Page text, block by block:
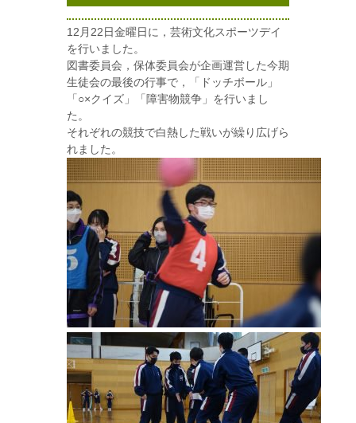
12月22日金曜日に，芸術文化スポーツデイ
を行いました。
図書委員会，保体委員会が企画運営した今期
生徒会の最後の行事で，「ドッチボール」
「○×クイズ」「障害物競争」を行いまし
た。
それぞれの競技で白熱した戦いが繰り広げら
れました。